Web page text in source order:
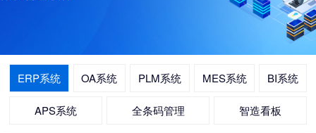
ERP系统 OA系统 PLM系统 MES系统 BI系统
APS系统 全条码管理 智造看板